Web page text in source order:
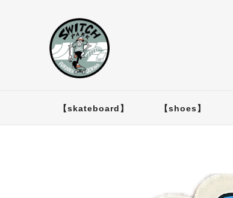
【skateboard】 【shoes】